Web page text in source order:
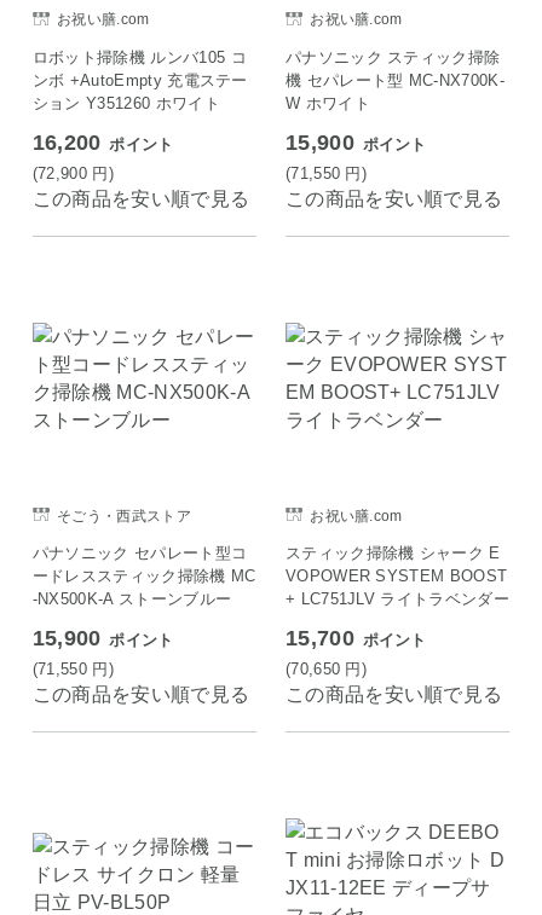
お祝い膳.com
ロボット掃除機 ルンバ105 コ
ンボ +AutoEmpty 充電ステー
ション Y351260 ホワイト
16,200 ポイント
(72,900 円)
この商品を安い順で見る
お祝い膳.com
パナソニック スティック掃除
機 セパレート型 MC-NX700K-
W ホワイト
15,900 ポイント
(71,550 円)
この商品を安い順で見る
そごう・西武ストア
パナソニック セパレート型コ
ードレススティック掃除機 MC
-NX500K-A ストーンブルー
15,900 ポイント
(71,550 円)
この商品を安い順で見る
お祝い膳.com
スティック掃除機 シャーク E
VOPOWER SYSTEM BOOST
+ LC751JLV ライトラベンダー
15,700 ポイント
(70,650 円)
この商品を安い順で見る